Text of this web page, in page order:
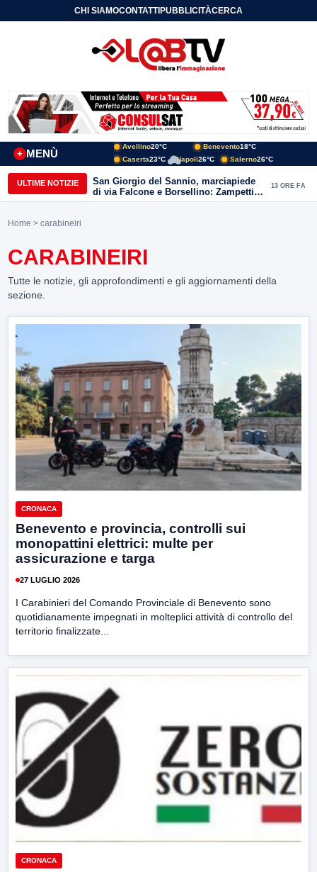
CHI SIAMOCONTATTIPUBBLICITÀCERCA
MENÙ
+
Avellino20°C Benevento18°C
Caserta23°C Napoli26°C Salerno26°C
ULTIME NOTIZIE
San Giorgio del Sannio, marciapiede
di via Falcone e Borsellino: Zampetti e
Lombardi replicano alle polemiche
13 ORE FA
Home > carabineiri
CARABINEIRI
Tutte le notizie, gli approfondimenti e gli aggiornamenti della
sezione.
CRONACA
Benevento e provincia, controlli sui
monopattini elettrici: multe per
assicurazione e targa
27 LUGLIO 2026
I Carabinieri del Comando Provinciale di Benevento sono
quotidianamente impegnati in molteplici attività di controllo del
territorio finalizzate...
CRONACA